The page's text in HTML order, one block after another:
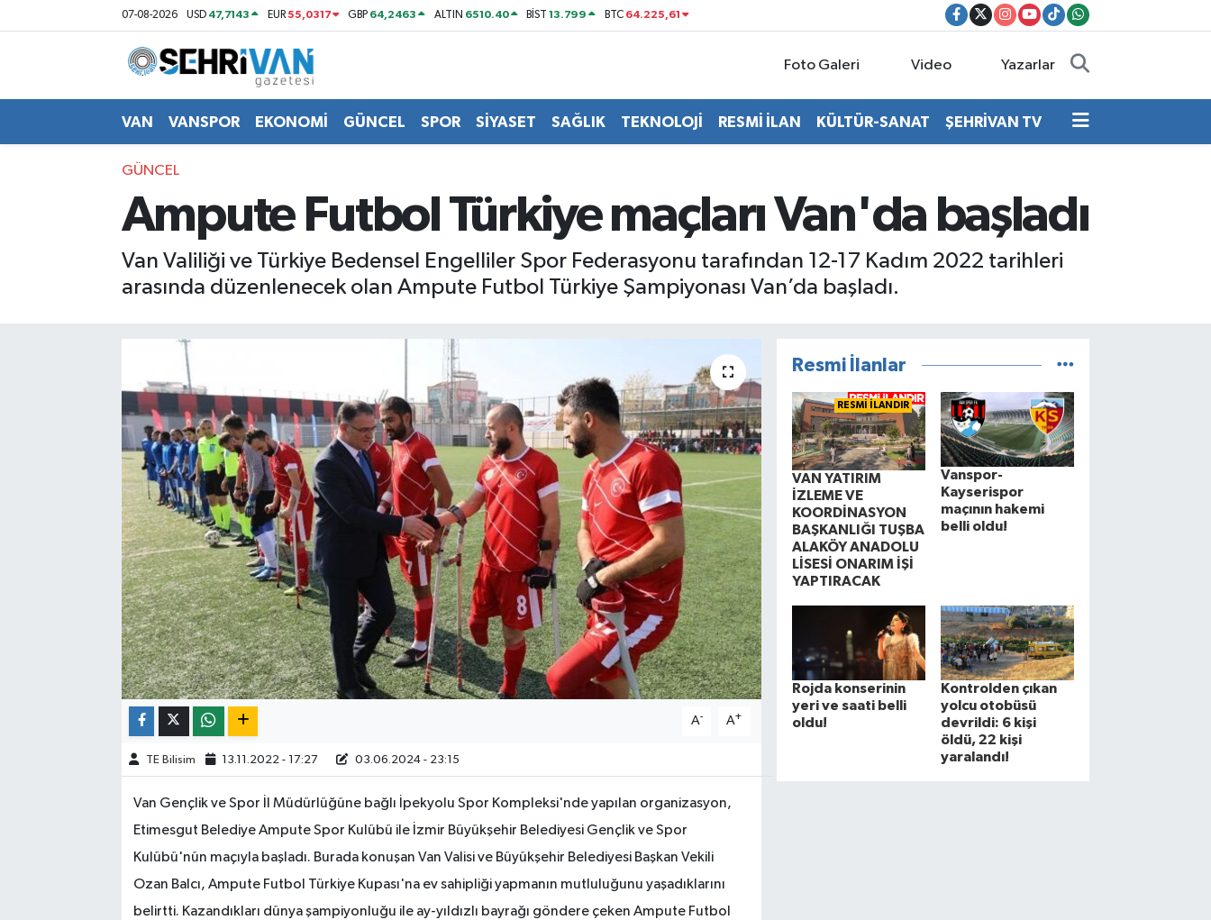
07-08-2026 USD 47,7143 EUR55,0317 GBP 64,2463 ALTIN 6510.40 BİST13.799 BTC 64.225,61
Foto Galeri Video Yazarlar
VAN VANSPOR EKONOMİ GÜNCEL SPOR SİYASET SAĞLIK TEKNOLOJİ RESMİ İLAN KÜLTÜR-SANAT ŞEHRİVAN TV
GÜNCEL
Ampute Futbol Türkiye maçları Van'da başladı
Van Valiliği ve Türkiye Bedensel Engelliler Spor Federasyonu tarafından 12-17 Kadım 2022 tarihleri
arasında düzenlenecek olan Ampute Futbol Türkiye Şampiyonası Van’da başladı.
A- A+
TE Bilisim 13.11.2022 - 17:27 03.06.2024 - 23:15
Van Gençlik ve Spor İl Müdürlüğüne bağlı İpekyolu Spor Kompleksi'nde yapılan organizasyon,
Etimesgut Belediye Ampute Spor Kulübü ile İzmir Büyükşehir Belediyesi Gençlik ve Spor
Kulübü'nün maçıyla başladı. Burada konuşan Van Valisi ve Büyükşehir Belediyesi Başkan Vekili
Ozan Balcı, Ampute Futbol Türkiye Kupası'na ev sahipliği yapmanın mutluluğunu yaşadıklarını
belirtti. Kazandıkları dünya şampiyonluğu ile ay-yıldızlı bayrağı göndere çeken Ampute Futbol
Resmi İlanlar
RESMİ İLANDIR
VAN YATIRIM
İZLEME VE
KOORDİNASYON
BAŞKANLIĞI TUŞBA
ALAKÖY ANADOLU
LİSESİ ONARIM İŞİ
YAPTIRACAK
Vanspor-
Kayserispor
maçının hakemi
belli oldu!
Rojda konserinin
yeri ve saati belli
oldu!
Kontrolden çıkan
yolcu otobüsü
devrildi: 6 kişi
öldü, 22 kişi
yaralandı!
Van Nöbetçi Eczaneler
Van Hava Durumu
VAN Namaz Vakitleri
Van Trafik Yoğunluk Haritası
Süper Lig Puan Durumu ve Fikstür
Tüm Manşetler
Son Dakika Haberleri
Haber Arşivi